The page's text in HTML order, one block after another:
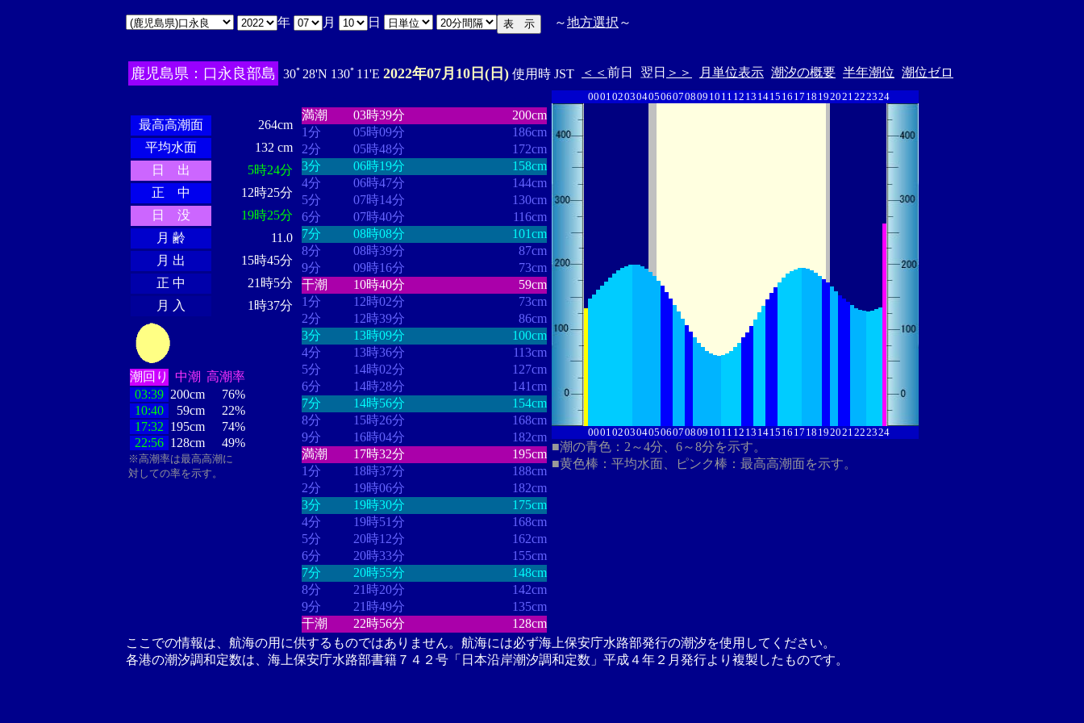
年 月 日 ～地方選択 ～
鹿児島県：口永良部島 30ﾟ28'N 130ﾟ11'E 2022年07月10日(日) 使用時 JST ＜＜ 前日 翌日 ＞＞ 月単位表示 潮汐の概要 半年潮位 潮位ゼロ
最高高潮面
264cm
平均水面
132 cm
日 出
5時24分
正 中
12時25分
日 没
19時25分
月 齢
11.0
月 出
15時45分
正 中
21時5分
月 入
1時37分
潮回り 中潮 高潮率
03:39 200cm
76%
10:40
59cm
22%
17:32 195cm
74%
22:56 128cm 49%
※高潮率は最高高潮に
対しての率を示す。
満潮
03時39分
200cm
1分
05時09分
186cm
2分
05時48分
172cm
3分
06時19分
158cm
4分
06時47分
144cm
5分
07時14分
130cm
6分
07時40分
116cm
7分
08時08分
101cm
8分
08時39分
87cm
9分
09時16分
73cm
干潮
10時40分
59cm
1分
12時02分
73cm
2分
12時39分
86cm
3分
13時09分
100cm
4分
13時36分
113cm
5分
14時02分
127cm
6分
14時28分
141cm
7分
14時56分
154cm
8分
15時26分
168cm
9分
16時04分
182cm
満潮
17時32分
195cm
1分
18時37分
188cm
2分
19時06分
182cm
3分
19時30分
175cm
4分
19時51分
168cm
5分
20時12分
162cm
6分
20時33分
155cm
7分
20時55分
148cm
8分
21時20分
142cm
9分
21時49分
135cm
干潮
22時56分 128cm
00010203040506070809 10 11 12 13 1415 16 17 18 192021222324
00010203040506070809 10 11 12 13 1415 16 17 18 192021222324
■潮の青色：2～4分、6～8分を示す。
■黄色棒：平均水面、ピンク棒：最高高潮面を示す。
ここでの情報は、航海の用に供するものではありません。航海には必ず海上保安庁水路部発行の潮汐を使用してください。
各港の潮汐調和定数は、海上保安庁水路部書籍７４２号「日本沿岸潮汐調和定数」平成４年２月発行より複製したものです。